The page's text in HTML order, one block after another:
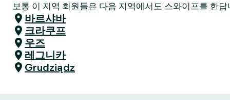
보통 이 지역 회원들은 다음 지역에서도 스와이프를 한답
바르샤바
크라쿠프
우즈
레그니카
Grudziądz